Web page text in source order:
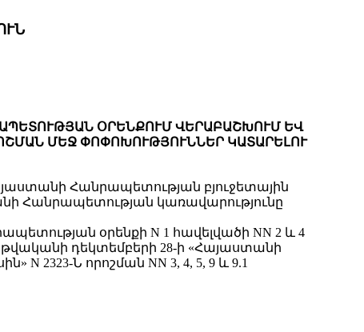
ՕՐԵՆՔՈՒՄ ՎԵՐԱԲԱՇԽՈՒՄ ԵՎ
ՄԵՋ ՓՈՓՈԽՈՒԹՅՈՒՆՆԵՐ ԿԱՏԱՐԵԼՈՒ
Հանրապետության բյուջետային
Հանրապետության կառավարությունը
օրենքի N 1 հավելվածի NN 2 և 4
դեկտեմբերի 28-ի «Հայաստանի
2323-Ն որոշման NN 3, 4, 5, 9 և 9.1